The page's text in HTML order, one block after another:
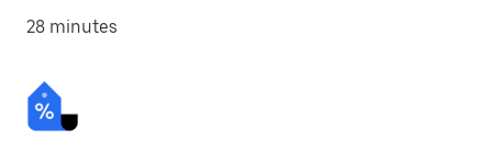
28 minutes